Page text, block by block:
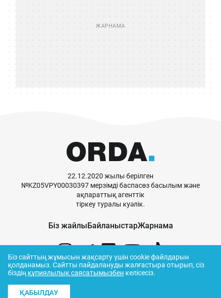
22.12.2020 жылы берілген
№KZ05VPY00030397 мерзімді баспасөз басылым және
ақпараттық агенттік
тіркеу туралы куәлік.
Біз жайлыБайланыстарЖарнама
© ORDA,2026
Біз сайттың жұмысын жақсарту үшін cookie файлдарын
қолданамыз. Сайтты пайдалануды жалғастыра отырып, сіз
біздің құпиялылық саясатымызбен келісесіз.
ҚАБЫЛДАУ